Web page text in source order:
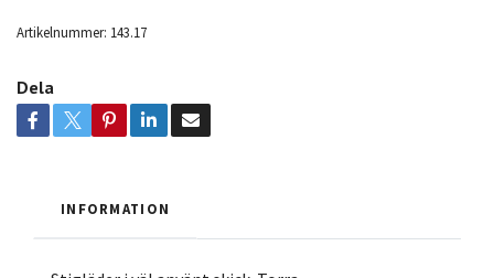
Artikelnummer: 143.17
Dela
INFORMATION